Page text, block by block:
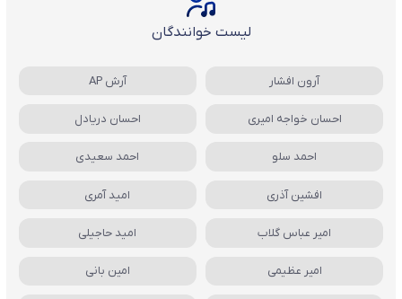
لیست خوانندگان
آرون افشار آرش AP
احسان خواجه امیری احسان دریادل
احمد سلو احمد سعیدی
افشین آذری امید آمری
امیر عباس گلاب امید حاجیلی
امیر عظیمی امین بانی